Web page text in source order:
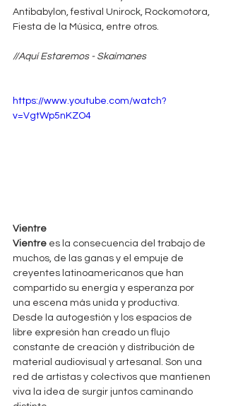
Antibabylon, festival Unirock, Rockomotora,
Fiesta de la Música, entre otros.
//Aquí Estaremos - Skaimanes
https://www.youtube.com/watch?
v=VgtWp5nKZO4
Vientre
Vientre es la consecuencia del trabajo de
muchos, de las ganas y el empuje de
creyentes latinoamericanos que han
compartido su energía y esperanza por
una escena más unida y productiva.
Desde la autogestión y los espacios de
libre expresión han creado un flujo
constante de creación y distribución de
material audiovisual y artesanal. Son una
red de artistas y colectivos que mantienen
viva la idea de surgir juntos caminando